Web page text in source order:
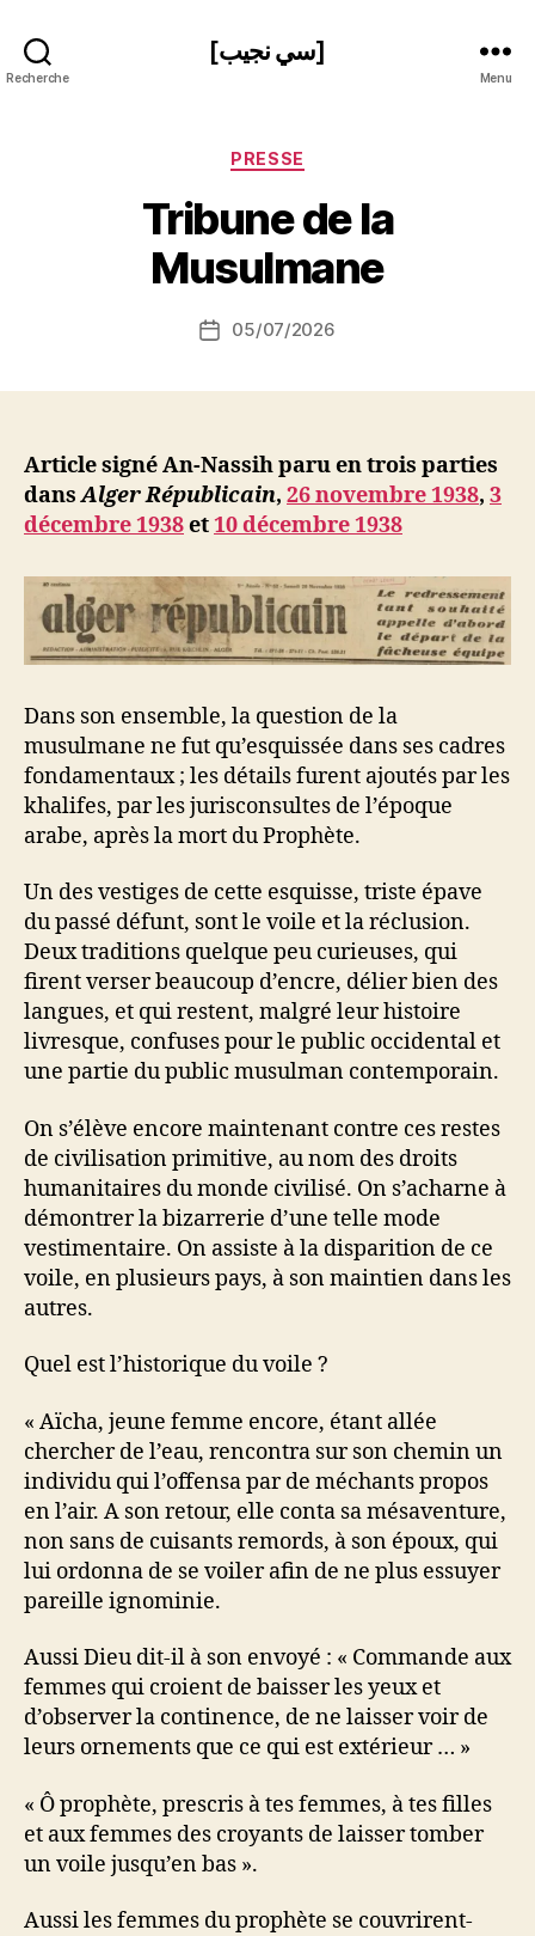
Recherche
[سي نجيب]
Menu
Catégories
PRESSE
Tribune de la
Musulmane
Auteur
de
P
a
S
N
Date05/07/2026
Article signé An-Nassih paru en trois parties
dansAlger Républicain, 26 novembre 1938, 3
décembre 1938et10 décembre 1938
Dans son ensemble, la question de la
musulmane ne fut qu’esquissée dans ses cadres
fondamentaux ; les détails furent ajoutés par les
khalifes, par les jurisconsultes de l’époque
arabe, après la mort du Prophète.
Un des vestiges de cette esquisse, triste épave
du passé défunt, sont le voile et la réclusion.
Deux traditions quelque peu curieuses, qui
firent verser beaucoup d’encre, délier bien des
langues, et qui restent, malgré leur histoire
livresque, confuses pour le public occidental et
une partie du public musulman contemporain.
On s’élève encore maintenant contre ces restes
de civilisation primitive, au nom des droits
humanitaires du monde civilisé. On s’acharne à
démontrer la bizarrerie d’une telle mode
vestimentaire. On assiste à la disparition de ce
voile, en plusieurs pays, à son maintien dans les
autres.
Quel est l’historique du voile ?
« Aïcha, jeune femme encore, étant allée
chercher de l’eau, rencontra sur son chemin un
individu qui l’offensa par de méchants propos
en l’air. A son retour, elle conta sa mésaventure,
non sans de cuisants remords, à son époux, qui
lui ordonna de se voiler afin de ne plus essuyer
pareille ignominie.
Aussi Dieu dit-il à son envoyé : « Commande aux
femmes qui croient de baisser les yeux et
d’observer la continence, de ne laisser voir de
leurs ornements que ce qui est extérieur … »
« Ô prophète, prescris à tes femmes, à tes filles
et aux femmes des croyants de laisser tomber
un voile jusqu’en bas ».
Aussi les femmes du prophète se couvrirent-